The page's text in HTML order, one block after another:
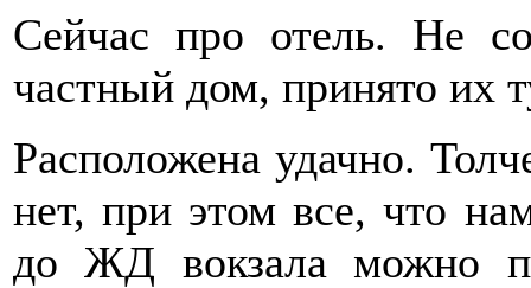
Сейчас про отель. Не
частный дом, принято их
Расположена удачно.
нет, при этом все, что
до ЖД вокзала можно